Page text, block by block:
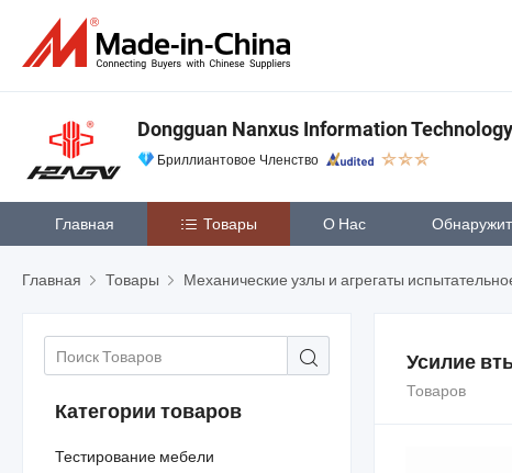
Dongguan Nanxus Information
Бриллиантовое Членство
Главная Товары О Нас
Главная Товары Механические узлы и агрегаты
Категории товаров
Тестирование мебели
Усилие
Товаров